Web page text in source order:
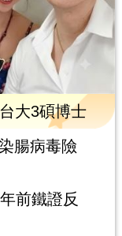
大3碩博士
腸病毒險
前鐵證反